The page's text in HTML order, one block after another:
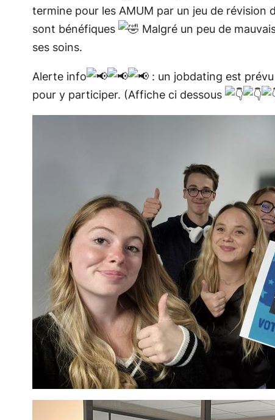
termine pour les AMUM par un jeu de révision
sont bénéfiques
Malgré un peu de
ses soins.
Alerte info
: un jobdating est prévu
pour y participer. (Affiche ci dessous